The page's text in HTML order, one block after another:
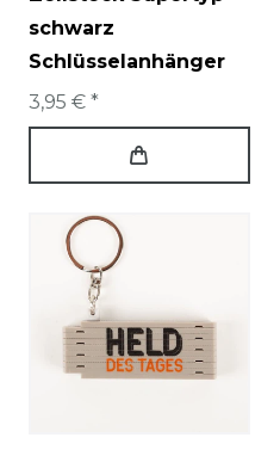
schwarz
Schlüsselanhänger
3,95 € *